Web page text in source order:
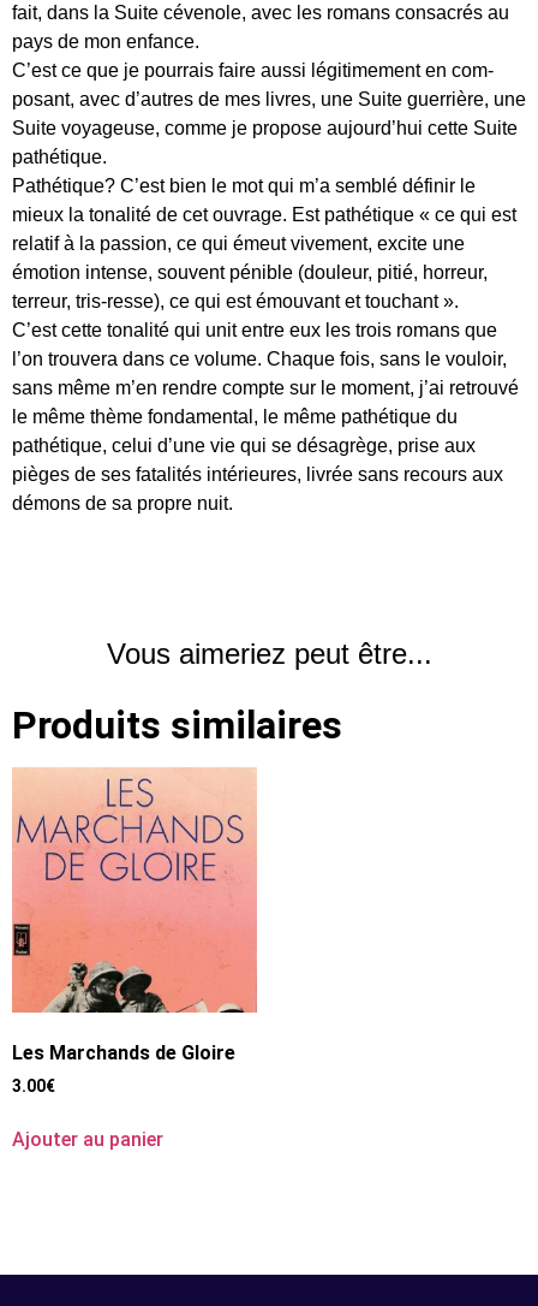
fait, dans la Suite cévenole, avec les romans consacrés au
pays de mon enfance.
C’est ce que je pourrais faire aussi légitimement en com-
posant, avec d’autres de mes livres, une Suite guerrière, une
Suite voyageuse, comme je propose aujourd’hui cette Suite
pathétique.
Pathétique? C’est bien le mot qui m’a semblé définir le
mieux la tonalité de cet ouvrage. Est pathétique « ce qui est
relatif à la passion, ce qui émeut vivement, excite une
émotion intense, souvent pénible (douleur, pitié, horreur,
terreur, tris-resse), ce qui est émouvant et touchant ».
C’est cette tonalité qui unit entre eux les trois romans que
l’on trouvera dans ce volume. Chaque fois, sans le vouloir,
sans même m’en rendre compte sur le moment, j’ai retrouvé
le même thème fondamental, le même pathétique du
pathétique, celui d’une vie qui se désagrège, prise aux
pièges de ses fatalités intérieures, livrée sans recours aux
démons de sa propre nuit.
Vous aimeriez peut être...
Produits similaires
Les Marchands de Gloire
3.00€
Ajouter au panier